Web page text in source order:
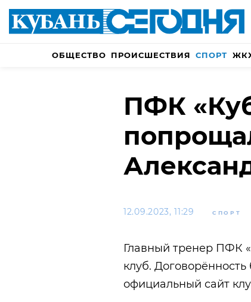
ОБЩЕСТВО ПРОИСШЕСТВИЯ СПОРТ
ПФК
12.09.2023, 11:29 СПОРТ
Главный тренер ПФК
клуб.
официальный сайт